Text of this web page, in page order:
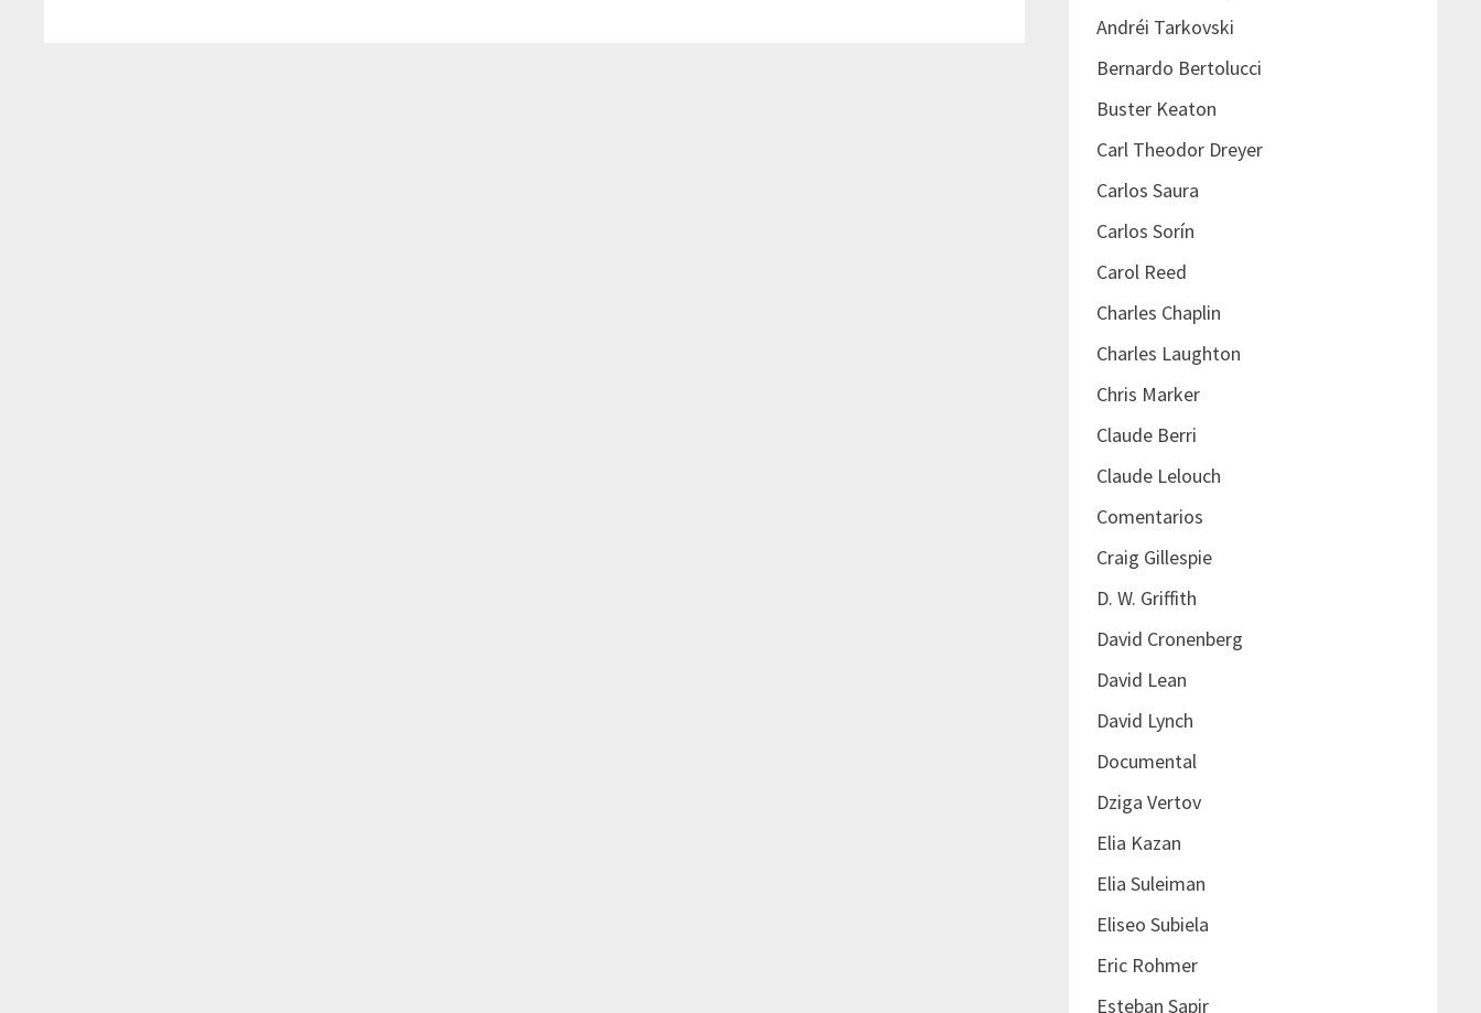
Andréi Tarkovski
Bernardo Bertolucci
Buster Keaton
Carl Theodor Dreyer
Carlos Saura
Carlos Sorín
Carol Reed
Charles Chaplin
Charles Laughton
Chris Marker
Claude Berri
Claude Lelouch
Comentarios
Craig Gillespie
D. W. Griffith
David Cronenberg
David Lean
David Lynch
Documental
Dziga Vertov
Elia Kazan
Elia Suleiman
Eliseo Subiela
Eric Rohmer
Esteban Sapir